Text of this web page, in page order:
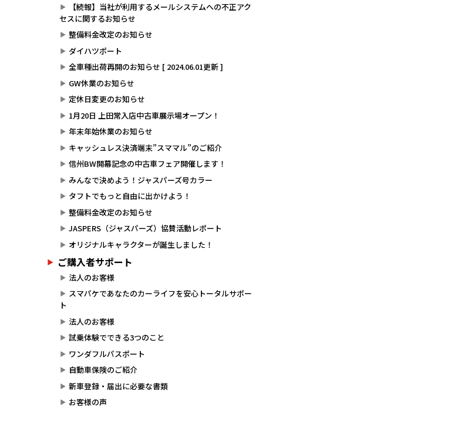
【続報】当社が利用するメールシステムへの不正アク
セスに関するお知らせ
整備料金改定のお知らせ
ダイハツポート
全車種出荷再開のお知らせ [ 2024.06.01更新 ]
GW休業のお知らせ
定休日変更のお知らせ
1月20日 上田常入店中古車展示場オープン！
年末年始休業のお知らせ
キャッシュレス決済端末”スママル”のご紹介
信州BW開幕記念の中古車フェア開催します！
みんなで決めよう！ジャスパーズ号カラー
タフトでもっと自由に出かけよう！
整備料金改定のお知らせ
JASPERS（ジャスパーズ）協賛活動レポート
オリジナルキャラクターが誕生しました！
ご購入者サポート
法人のお客様
スマパケであなたのカーライフを安心トータルサポー
ト
法人のお客様
試乗体験でできる3つのこと
ワンダフルパスポート
自動車保険のご紹介
新車登録・届出に必要な書類
お客様の声